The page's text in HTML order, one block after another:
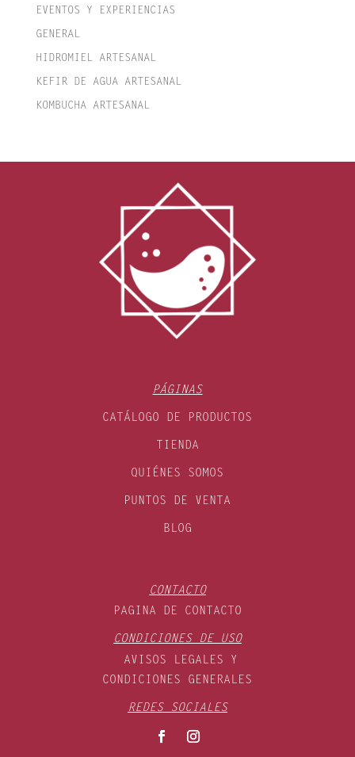
EVENTOS Y EXPERIENCIAS
GENERAL
HIDROMIEL ARTESANAL
KEFIR DE AGUA ARTESANAL
KOMBUCHA ARTESANAL
PÁGINAS
CATÁLOGO DE PRODUCTOS
TIENDA
QUIÉNES SOMOS
PUNTOS DE VENTA
BLOG
CONTACTO
PAGINA DE CONTACTO
CONDICIONES DE USO
AVISOS LEGALES Y
CONDICIONES GENERALES
REDES SOCIALES